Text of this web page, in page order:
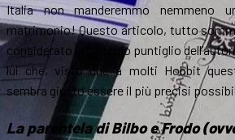
Italia non manderemmo nemmeno
matrimonio! Questo articolo, tutto
considerato un piccolo puntiglio
lui che, visto che a molti Hobbit
sembra giusto essere il più precisi
La parentela di Bilbo e Frodo